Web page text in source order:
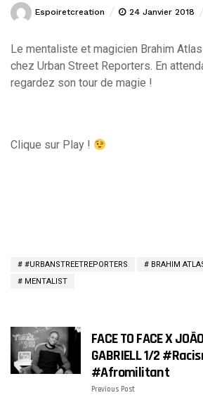
Espoiretcreation 24 Janvier 2018
Le mentaliste et magicien Brahim
chez Urban Street Reporters. En
regardez son tour de magie !
Clique sur Play !
#URBANSTREETREPORTERS BRAHIM
MENTALIST
FACE TO FACE X JOÃO
GABRIELL 1/2
#Afromilitant
Previous Post